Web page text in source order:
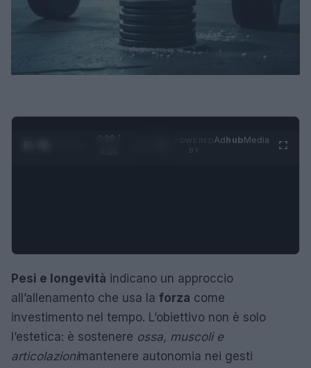
0:29 /
AdhubMedia
Pesi e longevità indicano un approccio
all’allenamento che usa la forza come
investimento nel tempo. L’obiettivo non è solo
l’estetica: è sostenere ossa, muscoli e
articolazionimantenere autonomia nei gesti